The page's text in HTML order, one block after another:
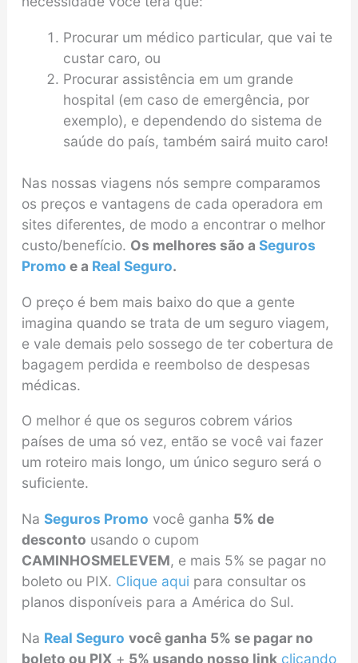
Procurar um médico particular, que vai te
custar caro, ou
Procurar assistência em um grande
hospital (em caso de emergência, por
exemplo), e dependendo do sistema de
saúde do país, também sairá muito caro!
Nas nossas viagens nós sempre comparamos
os preços e vantagens de cada operadora em
sites diferentes, de modo a encontrar o melhor
custo/benefício. Os melhores são a Seguros
Promo e a Real Seguro.
O preço é bem mais baixo do que a gente
imagina quando se trata de um seguro viagem,
e vale demais pelo sossego de ter cobertura de
bagagem perdida e reembolso de despesas
médicas.
O melhor é que os seguros cobrem vários
países de uma só vez, então se você vai fazer
um roteiro mais longo, um único seguro será o
suficiente.
Na Seguros Promo você ganha 5% de
desconto usando o cupom
CAMINHOSMELEVEM, e mais 5% se pagar no
boleto ou PIX. Clique aqui para consultar os
planos disponíveis para a América do Sul.
Na Real Seguro você ganha 5% se pagar no
boleto ou PIX+ 5% usando nosso link clicando